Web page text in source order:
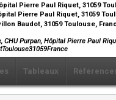
Pierre Paul Riquet, 31059
Pierre Paul Riquet, 31059
Baudot, 31059 Toulouse,
Purpan, Hôpital Pierre Paul
Tableaux